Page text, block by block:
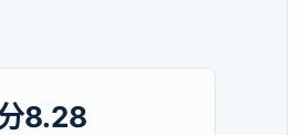
8.28